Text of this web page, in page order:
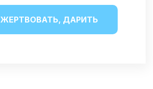
ЖЕРТВОВАТЬ, ДАРИТЬ